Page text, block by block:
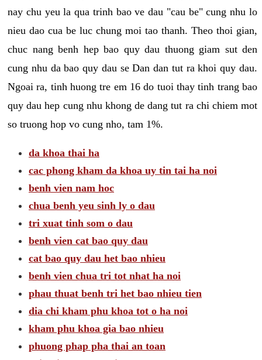
nay chu yeu la qua trinh bao ve dau "cau be" cung nhu lo
nieu dao cua be luc chung moi tao thanh. Theo thoi gian,
chuc nang benh hep bao quy dau thuong giam sut den
cung nhu da bao quy dau se Dan dan tut ra khoi quy dau.
Ngoai ra, tinh huong tre em 16 do tuoi thay tinh trang bao
quy dau hep cung nhu khong de dang tut ra chi chiem mot
so truong hop vo cung nho, tam 1%.
da khoa thai ha
cac phong kham da khoa uy tin tai ha noi
benh vien nam hoc
chua benh yeu sinh ly o dau
tri xuat tinh som o dau
benh vien cat bao quy dau
cat bao quy dau het bao nhieu
benh vien chua tri tot nhat ha noi
phau thuat benh tri het bao nhieu tien
dia chi kham phu khoa tot o ha noi
kham phu khoa gia bao nhieu
phuong phap pha thai an toan